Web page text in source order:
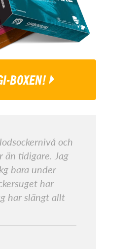
BOXEN!
och
än tidigare. Jag
bara under
har
har slängt allt